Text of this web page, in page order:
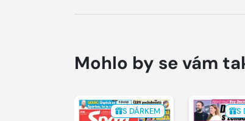
Mohlo by se vám
S DÁRKEM S